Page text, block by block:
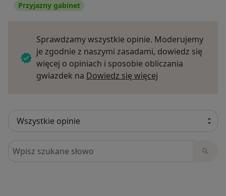
Przyjazny gabinet
Sprawdzamy wszystkie opinie. Moderujemy
je zgodnie z naszymi zasadami, dowiedz się
więcej o opiniach i sposobie obliczania
gwiazdek na Dowiedz się więcej
Szukaj w opiniach